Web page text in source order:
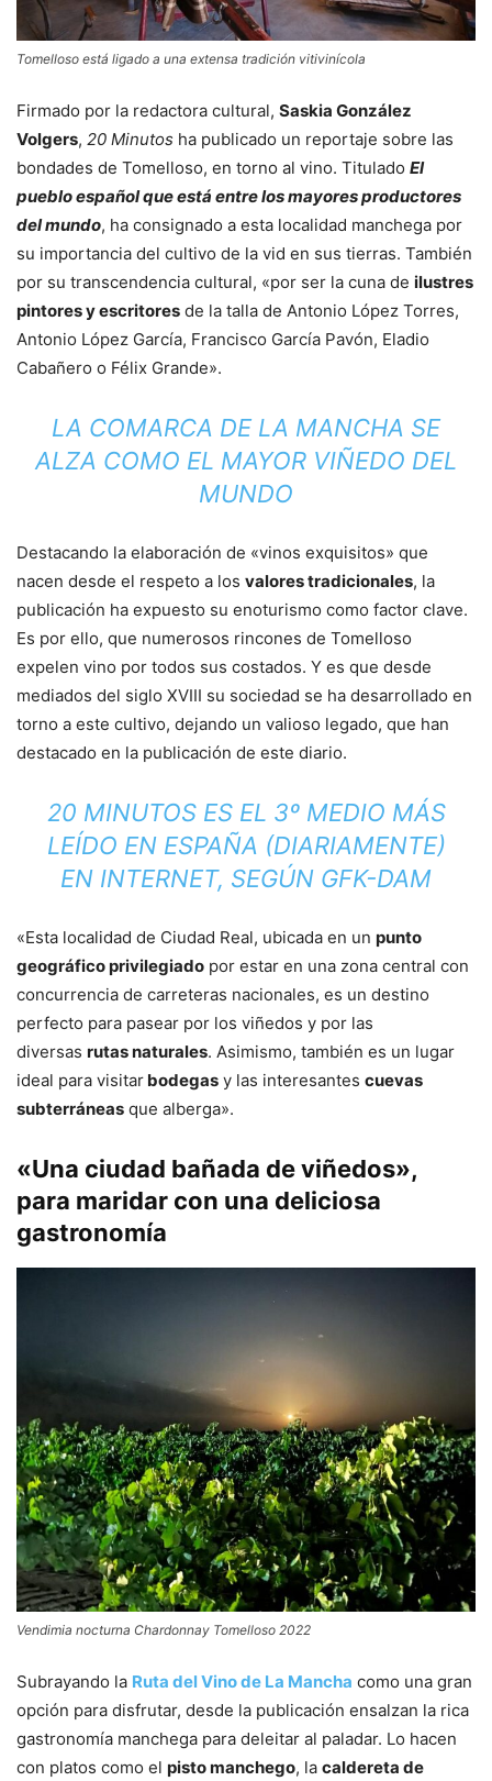
Tomelloso está ligado a una extensa tradición vitivinícola
Firmado por la redactora cultural, Saskia González
Volgers, 20 Minutos ha publicado un reportaje sobre las
bondades de Tomelloso, en torno al vino. Titulado El
pueblo español que está entre los mayores productores
del mundo, ha consignado a esta localidad manchega por
su importancia del cultivo de la vid en sus tierras. También
por su transcendencia cultural, «por ser la cuna de ilustres
pintores y escritores de la talla de Antonio López Torres,
Antonio López García, Francisco García Pavón, Eladio
Cabañero o Félix Grande».
LA COMARCA DE LA MANCHA SE
ALZA COMO EL MAYOR VIÑEDO DEL
MUNDO
Destacando la elaboración de «vinos exquisitos» que
nacen desde el respeto a los valores tradicionales, la
publicación ha expuesto su enoturismo como factor clave.
Es por ello, que numerosos rincones de Tomelloso
expelen vino por todos sus costados. Y es que desde
mediados del siglo XVIII su sociedad se ha desarrollado en
torno a este cultivo, dejando un valioso legado, que han
destacado en la publicación de este diario.
20 MINUTOS ES EL 3º MEDIO MÁS
LEÍDO EN ESPAÑA (DIARIAMENTE)
EN INTERNET, SEGÚN GFK-DAM
«Esta localidad de Ciudad Real, ubicada en un punto
geográfico privilegiado por estar en una zona central con
concurrencia de carreteras nacionales, es un destino
perfecto para pasear por los viñedos y por las
diversas rutas naturales. Asimismo, también es un lugar
ideal para visitar bodegas y las interesantes cuevas
subterráneas que alberga».
«Una ciudad bañada de viñedos»,
para maridar con una deliciosa
gastronomía
Vendimia nocturna Chardonnay Tomelloso 2022
Subrayando la Ruta del Vino de La Mancha como una gran
opción para disfrutar, desde la publicación ensalzan la rica
gastronomía manchega para deleitar al paladar. Lo hacen
con platos como el pisto manchego, la caldereta de